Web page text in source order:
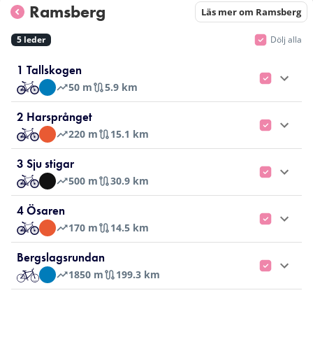
Ramsberg Läs mer om Ramsberg
5 leder Dölj alla
1 Tallskogen
50 m 5.9 km
2 Harsprånget
220 m 15.1 km
3 Sju stigar
500 m 30.9 km
4 Ösaren
170 m 14.5 km
Bergslagsrundan
1850 m 199.3 km